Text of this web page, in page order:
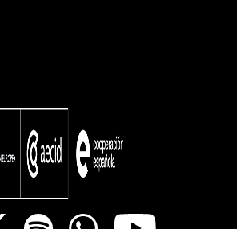
Spotify WhatsappYoutube